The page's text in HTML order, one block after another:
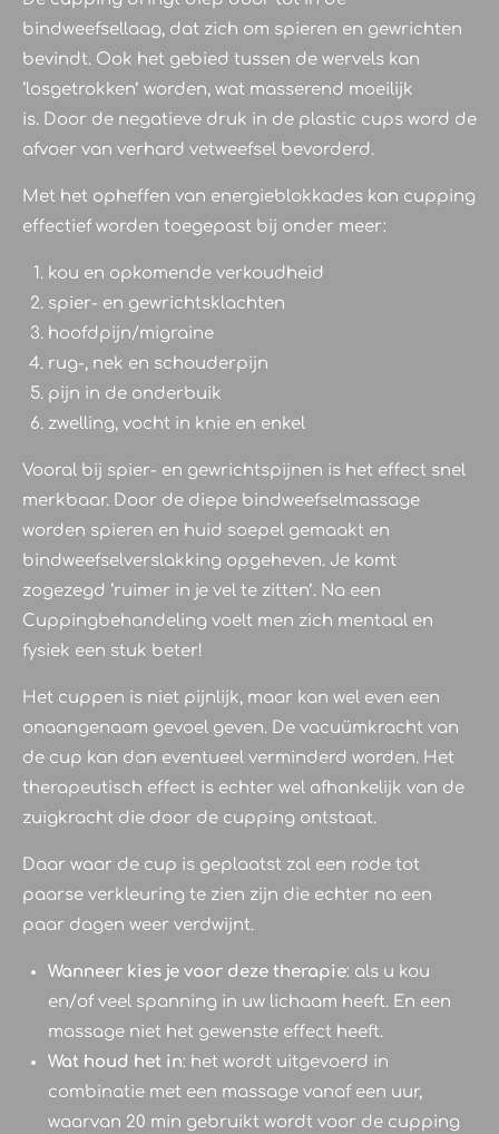
bindweefsellaag, dat zich om spieren en gewrichten
bevindt. Ook het gebied tussen de wervels kan
‘losgetrokken’ worden, wat masserend moeilijk
is. Door de negatieve druk in de plastic cups word de
afvoer van verhard vetweefsel bevorderd.
Met het opheffen van energieblokkades kan cupping
effectief worden toegepast bij onder meer:
kou en opkomende verkoudheid
spier- en gewrichtsklachten
hoofdpijn/migraine
rug-, nek en schouderpijn
pijn in de onderbuik
zwelling, vocht in knie en enkel
Vooral bij spier- en gewrichtspijnen is het effect snel
merkbaar. Door de diepe bindweefselmassage
worden spieren en huid soepel gemaakt en
bindweefselverslakking opgeheven. Je komt
zogezegd ‘ruimer in je vel te zitten’. Na een
Cuppingbehandeling voelt men zich mentaal en
fysiek een stuk beter!
Het cuppen is niet pijnlijk, maar kan wel even een
onaangenaam gevoel geven. De vacuümkracht van
de cup kan dan eventueel verminderd worden. Het
therapeutisch effect is echter wel afhankelijk van de
zuigkracht die door de cupping ontstaat.
Daar waar de cup is geplaatst zal een rode tot
paarse verkleuring te zien zijn die echter na een
paar dagen weer verdwijnt.
Wanneer kies je voor deze therapie: als u kou
en/of veel spanning in uw lichaam heeft. En een
massage niet het gewenste effect heeft.
Wat houd het in: het wordt uitgevoerd in
combinatie met een massage vanaf een uur,
waarvan 20 min gebruikt wordt voor de cupping